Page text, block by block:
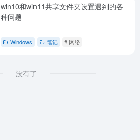
win10和win11共享文件夹设置遇到的各
种问题
Windows 笔记 # 网络
没有了